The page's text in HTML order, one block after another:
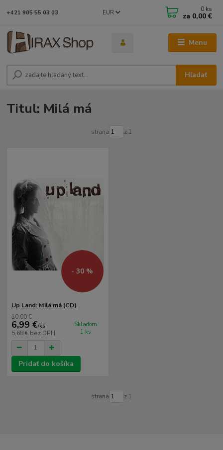
Menu
EUR
Hľadať
+421 905 55 03 03 0 ks
za 0,00 €
Titul: Milá má
strana z 1
- 30 %
Up Land: Milá má (CD)
10,00 €
6,99 €/ks
5,68 € bez DPH
Skladom
1 ks
Pridať do košíka
strana z 1